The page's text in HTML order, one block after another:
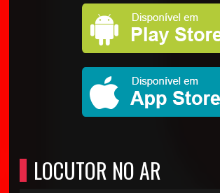
LOCUTOR NO AR